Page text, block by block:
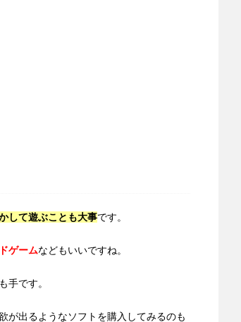
して遊ぶことも大事です。
ゲームなどもいいですね。
手です。
が出るようなソフトを購入してみるのも